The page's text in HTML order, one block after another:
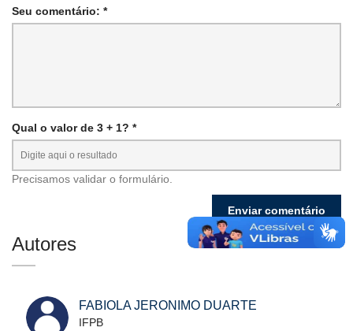
Seu comentário: *
Qual o valor de 3 + 1? *
Precisamos validar o formulário.
Autores
FABIOLA JERONIMO DUARTE
IFPB